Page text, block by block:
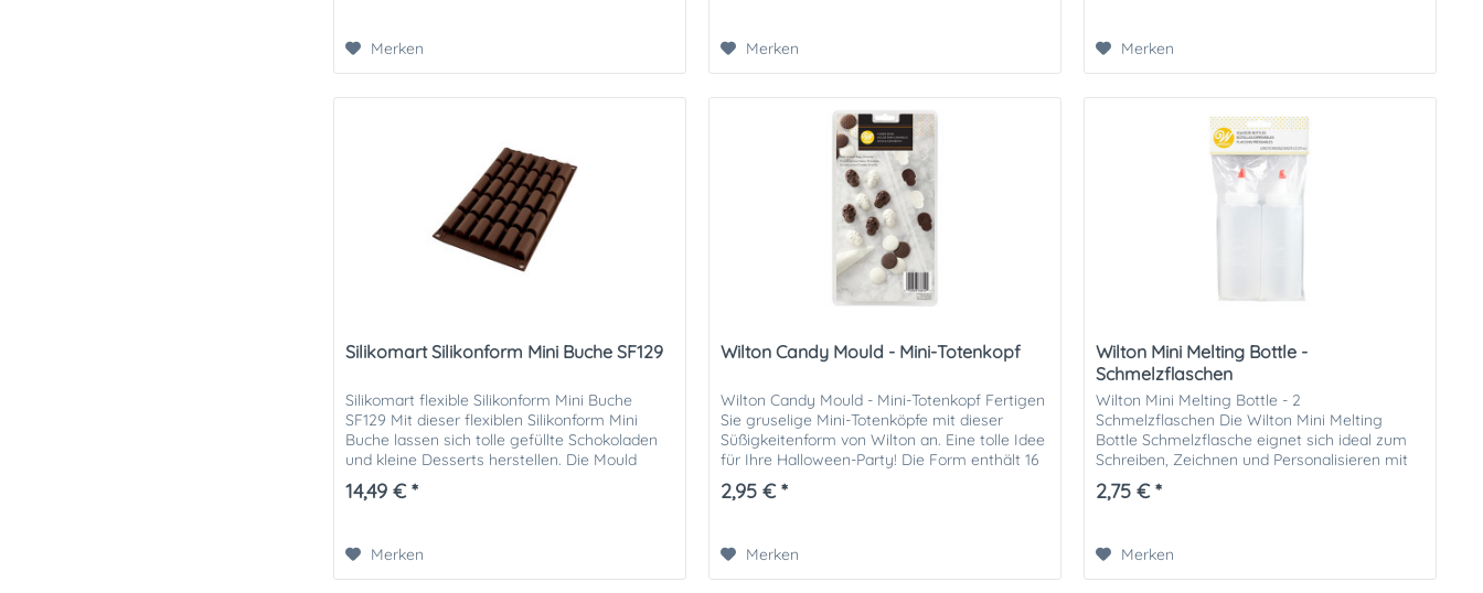
Merken Merken Merken
Silikomart Silikonform Mini Buche SF129
Silikomart flexible Silikonform Mini Buche
SF129 Mit dieser flexiblen Silikonform Mini
Buche lassen sich tolle gefüllte Schokoladen
und kleine Desserts herstellen. Die Mould
lässt sich außerdem für...
14,49 € *
Merken
Wilton Candy Mould - Mini-Totenkopf
Wilton Candy Mould - Mini-Totenkopf Fertigen
Sie gruselige Mini-Totenköpfe mit dieser
Süßigkeitenform von Wilton an. Eine tolle Idee
für Ihre Halloween-Party! Die Form enthält 16
Förmchen.
2,95 € *
Merken
Wilton Mini Melting Bottle -
Schmelzflaschen
Wilton Mini Melting Bottle - 2
Schmelzflaschen Die Wilton Mini Melting
Bottle Schmelzflasche eignet sich ideal zum
Schreiben, Zeichnen und Personalisieren mit
geschmolzenen Candy Melts, Candy...
2,75 € *
Merken